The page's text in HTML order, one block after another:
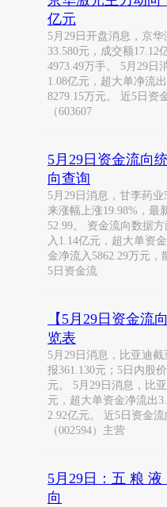
亿元
5月29日开盘消息，京华
33.580元，成交额17.12
4973.49万手。 5月29日
1.08亿元，超大单净流
8279.15万元。 近5日资
（603607
5月29日资金流向
向查询
5月29日消息，甘李药
来涨幅上涨19.98%，最
52.99。 资金流向数据
入1.14亿元，超大单资
金净流入5862.29万元，
5日资金流
【5月29日资金流
览表
5月29日消息，比亚迪截
报361.130元；5日内股
元。 5月29日消息，比
元，超大单资金净流出
2.92亿元。 近5日资金
（002594）主营
5月29日：五 粮
向